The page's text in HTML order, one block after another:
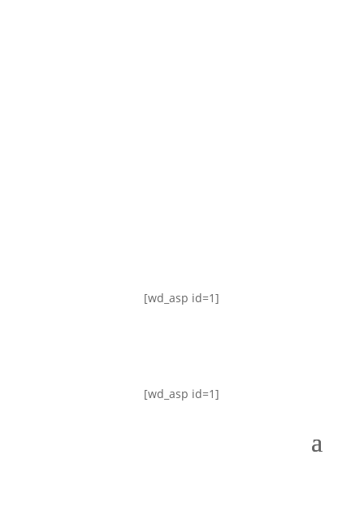
[wd_asp id=1]
[wd_asp id=1]